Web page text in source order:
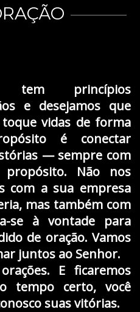
tem princípios
e desejamos que
vidas de forma
é conectar
— sempre com
propósito. Não nos
com a sua empresa
mas também com
se à vontade para
de oração. Vamos
juntos ao Senhor.
E ficaremos
tempo certo, você
suas vitórias.